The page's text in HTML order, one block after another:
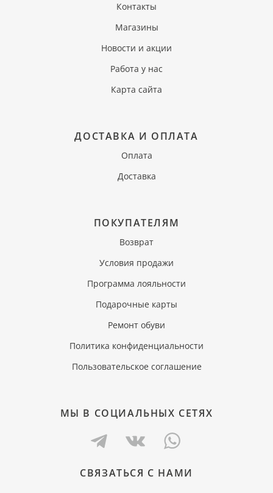
Контакты
Магазины
Новости и акции
Работа у нас
Карта сайта
ДОСТАВКА И ОПЛАТА
Оплата
Доставка
ПОКУПАТЕЛЯМ
Возврат
Условия продажи
Программа лояльности
Подарочные карты
Ремонт обуви
Политика конфиденциальности
Пользовательское соглашение
МЫ В СОЦИАЛЬНЫХ СЕТЯХ
СВЯЗАТЬСЯ С НАМИ